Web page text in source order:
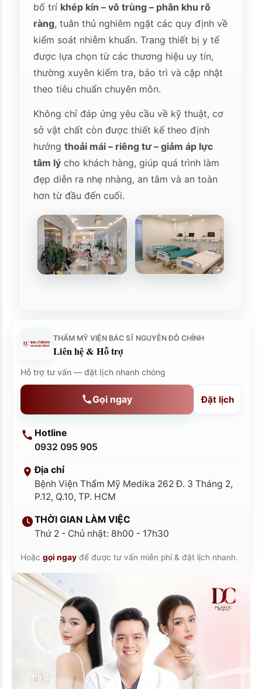
bố trí khép kín – vô trùng – phân khu rõ
ràng, tuân thủ nghiêm ngặt các quy định về
kiểm soát nhiễm khuẩn. Trang thiết bị y tế
được lựa chọn từ các thương hiệu uy tín,
thường xuyên kiểm tra, bảo trì và cập nhật
theo tiêu chuẩn chuyên môn.
Không chỉ đáp ứng yêu cầu về kỹ thuật, cơ
sở vật chất còn được thiết kế theo định
hướngthoải mái – riêng tư – giảm áp lực
tâm lý cho khách hàng, giúp quá trình làm
đẹp diễn ra nhẹ nhàng, an tâm và an toàn
hơn từ đầu đến cuối.
THẨM MỸ VIỆN BÁC SĨ NGUYỄN ĐỖ CHỈNH
Liên hệ & Hỗ trợ
Hỗ trợ tư vấn — đặt lịch nhanh chóng
Gọi ngay Đặt lịch
Hotline
0932 095 905
Địa chỉ
Bệnh Viện Thẩm Mỹ Medika 262 Đ. 3 Tháng 2,
P.12, Q.10, TP. HCM
THỜI GIAN LÀM VIỆC
Thứ 2 - Chủ nhật: 8h00 - 17h30
Hoặc gọi ngay để được tư vấn miễn phí & đặt lịch nhanh.